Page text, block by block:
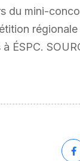
du mini-
ÉSPC.